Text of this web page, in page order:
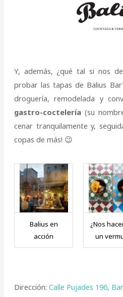
Y, además, ¿qué tal si nos
probar las tapas de Balius
droguería, remodelada y
gastro-coctelería(su
cenar tranquilamente y,
copas de más! 😉
Balius en
acción
¿Nos
un
Dirección: Calle Pujades 196,